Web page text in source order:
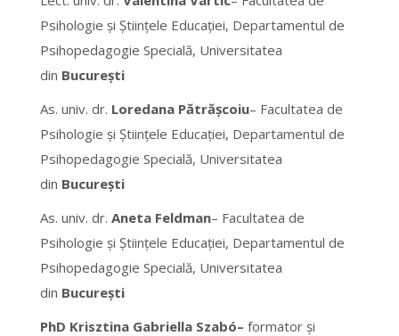
Psihologie și Științele Educației, Departamentul de
Psihopedagogie Specială, Universitatea
din București
As. univ. dr. Loredana Pătrășcoiu– Facultatea de
Psihologie și Științele Educației, Departamentul de
Psihopedagogie Specială, Universitatea
din București
As. univ. dr. Aneta Feldman– Facultatea de
Psihologie și Științele Educației, Departamentul de
Psihopedagogie Specială, Universitatea
din București
PhD Krisztina Gabriella Szabó– formator și